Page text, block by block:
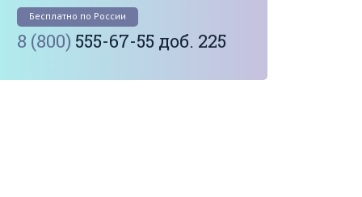
Бесплатно по России
8 (800) 555-67-55 доб. 225